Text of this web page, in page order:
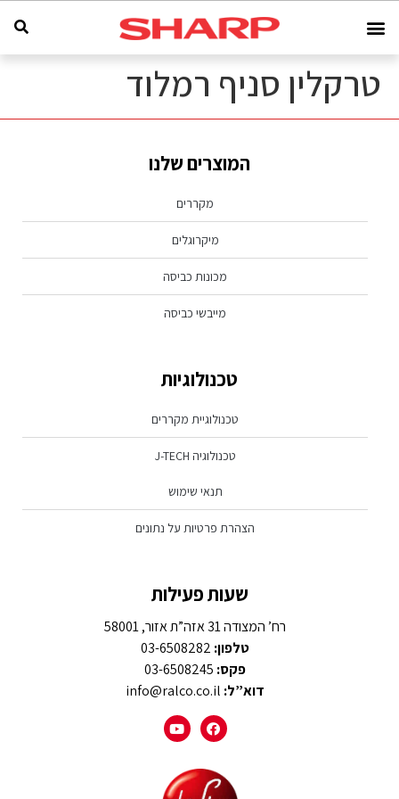
טרקלין סניף רמלוד
המוצרים שלנו
מקררים
מיקרוגלים
מכונות כביסה
מייבשי כביסה
טכנולוגיות
טכנולוגיית מקררים
טכנולוגיה J-TECH
תנאי שימוש
הצהרת פרטיות על נתונים
שעות פעילות
רח’ המצודה 31 אזה”ת אזור, 58001
טלפון:
פקס:
דוא”ל: